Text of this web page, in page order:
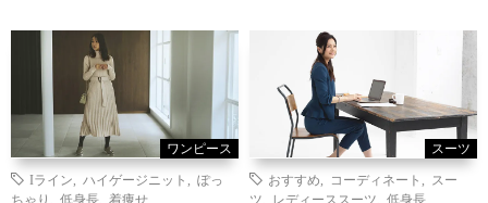
ワンピース
Iライン ハイゲージニット
ぽっ
ちゃり
低身長 着痩せ
スーツ
おすすめ コーディネート
スー
ツ
レディーススーツ 低身長